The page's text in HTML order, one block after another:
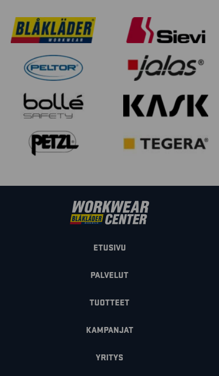
ETUSIVU
PALVELUT
TUOTTEET
KAMPANJAT
YRITYS